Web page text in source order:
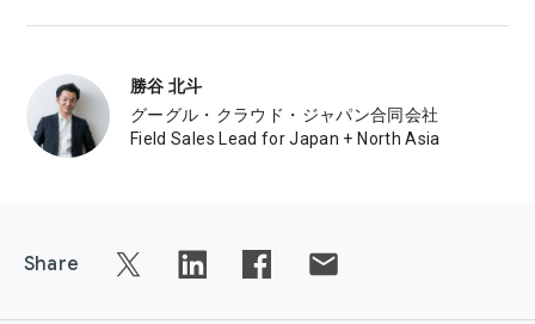
勝谷 北斗
グーグル・クラウド・ジャパン合同会社
Field Sales Lead for Japan + North Asia
Share